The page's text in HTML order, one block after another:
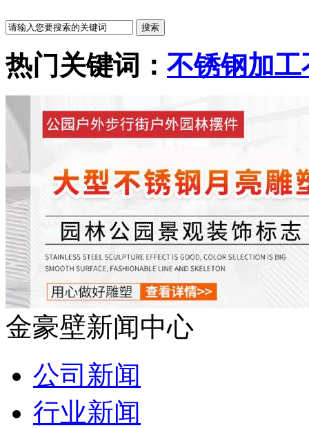
热门关键词： 不锈钢加工
金豪壁新闻中心
公司新闻
行业新闻